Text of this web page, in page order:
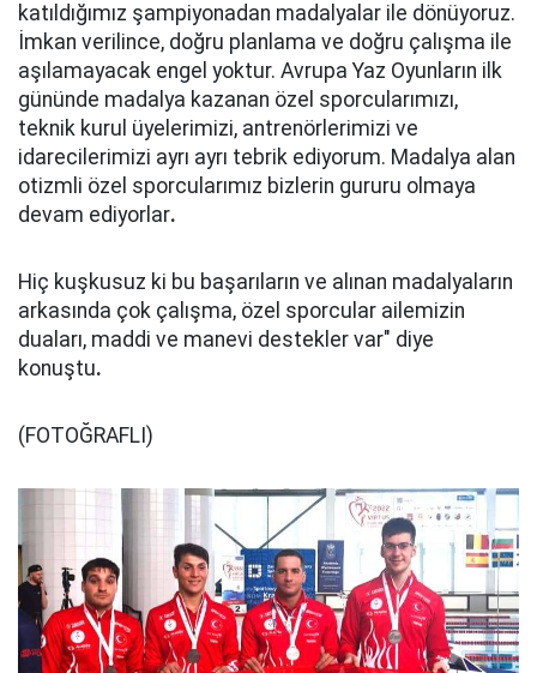
katıldığımız şampiyonadan madalyalar ile dönüyoruz.
İmkan verilince, doğru planlama ve doğru çalışma ile
aşılamayacak engel yoktur. Avrupa Yaz Oyunların ilk
gününde madalya kazanan özel sporcularımızı,
teknik kurul üyelerimizi, antrenörlerimizi ve
idarecilerimizi ayrı ayrı tebrik ediyorum. Madalya alan
otizmli özel sporcularımız bizlerin gururu olmaya
devam ediyorlar.
Hiç kuşkusuz ki bu başarıların ve alınan madalyaların
arkasında çok çalışma, özel sporcular ailemizin
duaları, maddi ve manevi destekler var" diye
konuştu.
(FOTOĞRAFLI)